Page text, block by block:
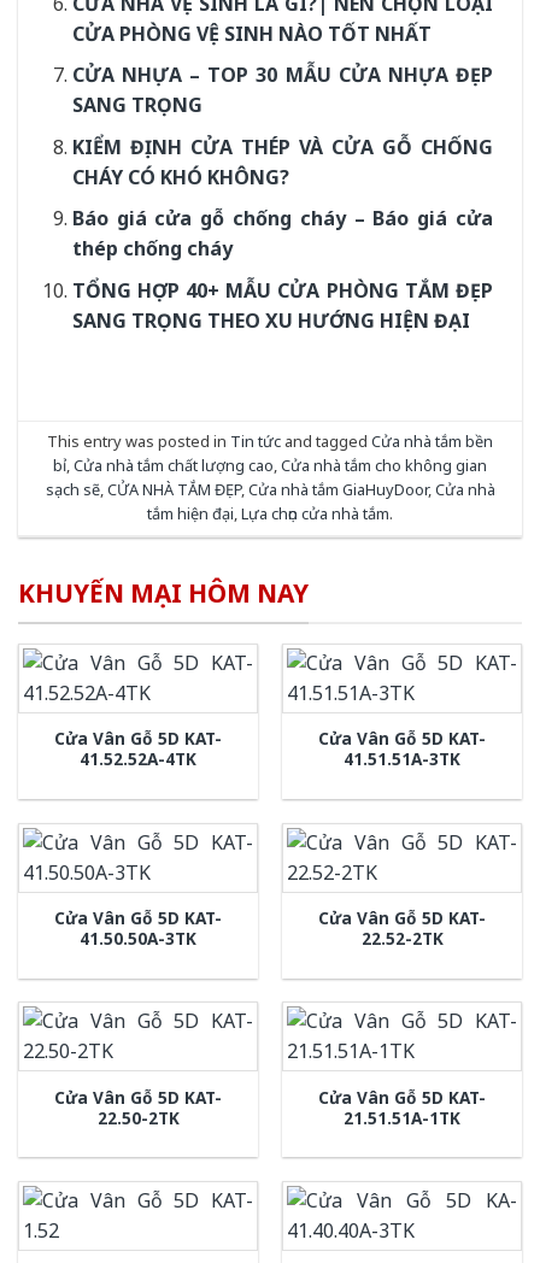
CỬA PHÒNG VỆ SINH NÀO TỐT NHẤT
CỬA NHỰA – TOP 30 MẪU CỬA NHỰA ĐẸP
SANG TRỌNG
KIỂM ĐỊNH CỬA THÉP VÀ CỬA GỖ CHỐNG
CHÁY CÓ KHÓ KHÔNG?
Báo giá cửa gỗ chống cháy – Báo giá cửa
thép chống cháy
TỔNG HỢP 40+ MẪU CỬA PHÒNG TẮM ĐẸP
SANG TRỌNG THEO XU HƯỚNG HIỆN ĐẠI
This entry was posted in Tin tức and tagged Cửa nhà tắm bền
bỉ,Cửa nhà tắm chất lượng cao,Cửa nhà tắm cho không gian
sạch sẽ,CỬA NHÀ TẮM ĐẸP,Cửa nhà tắm GiaHuyDoor,Cửa nhà
tắm hiện đại,Lựa chọn cửa nhà tắm.
KHUYẾN MẠI HÔM NAY
Cửa Vân Gỗ 5D KAT-
41.52.52A-4TK
Cửa Vân Gỗ 5D KAT-
41.51.51A-3TK
Cửa Vân Gỗ 5D KAT-
41.50.50A-3TK
Cửa Vân Gỗ 5D KAT-
22.52-2TK
Cửa Vân Gỗ 5D KAT-
22.50-2TK
Cửa Vân Gỗ 5D KAT-
21.51.51A-1TK